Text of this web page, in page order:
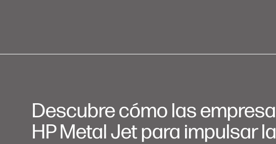
Descubre cómo las
HP Metal Jet para impulsar